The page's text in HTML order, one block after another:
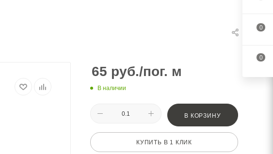
65 руб./пог. м
В наличии
В КОРЗИНУ
КУПИТЬ В 1 КЛИК
0
0